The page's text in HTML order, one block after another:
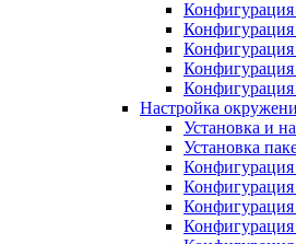
Конфигурация
Конфигурация
Конфигурация
Конфигурация
Настройка
Установка и
Установка